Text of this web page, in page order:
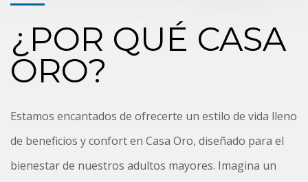
¿POR QUÉ CASA
ORO?
Estamos encantados de ofrecerte un estilo de vida lleno
de beneficios y confort en Casa Oro, diseñado para el
bienestar de nuestros adultos mayores. Imagina un